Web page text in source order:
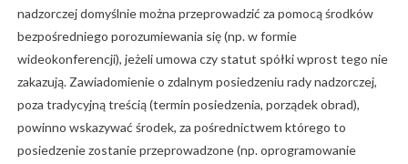
nadzorczej domyślnie można przeprowadzić za pomocą środków
bezpośredniego porozumiewania się (np. w formie
wideokonferencji), jeżeli umowa czy statut spółki wprost tego nie
zakazują. Zawiadomienie o zdalnym posiedzeniu rady nadzorczej,
poza tradycyjną treścią (termin posiedzenia, porządek obrad),
powinno wskazywać środek, za pośrednictwem którego to
posiedzenie zostanie przeprowadzone (np. oprogramowanie